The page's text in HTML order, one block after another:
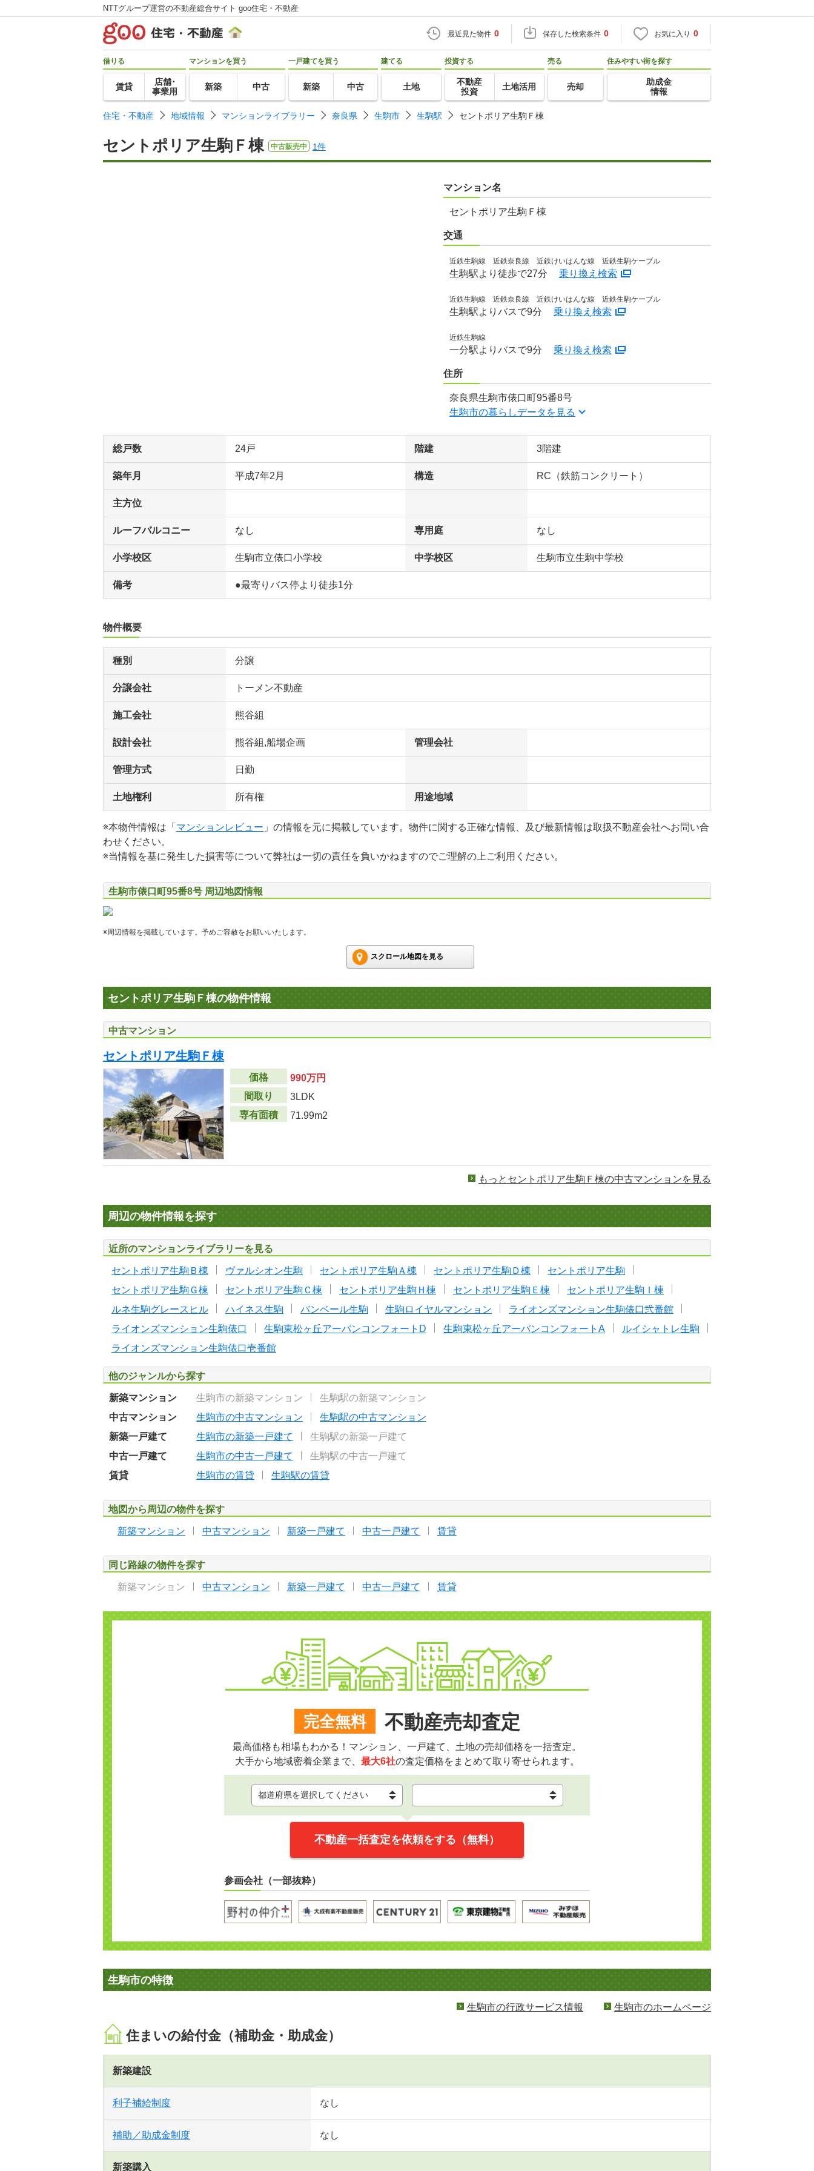
NTTグループ運営の不動産総合サイト goo住宅・不動産
最近見た物件 0 保存した検索条件 0 お気に入り 0
借りる
賃貸
店舗･
事業用
マンションを買う
新築 中古
一戸建てを買う
新築 中古
建てる
土地
投資する
不動産
投資
土地活用
売る
売却
住みやすい街を探す
助成金
情報
住宅・不動産 地域情報 マンションライブラリー 奈良県 生駒市 生駒駅 セントポリア生駒Ｆ棟
セントポリア生駒Ｆ棟 中古販売中 1件
マンション名
セントポリア生駒Ｆ棟
交通
近鉄生駒線 近鉄奈良線 近鉄けいはんな線 近鉄生駒ケーブル
生駒駅より徒歩で27分 乗り換え検索
近鉄生駒線 近鉄奈良線 近鉄けいはんな線 近鉄生駒ケーブル
生駒駅よりバスで9分 乗り換え検索
近鉄生駒線
一分駅よりバスで9分 乗り換え検索
住所
奈良県生駒市俵口町95番8号
生駒市の暮らしデータを見る
総戸数 24戸 階建 3階建
築年月 平成7年2月 構造 RC（鉄筋コンクリート）
主方位
ルーフバルコニー なし 専用庭 なし
小学校区 生駒市立俵口小学校 中学校区 生駒市立生駒中学校
備考 ●最寄りバス停より徒歩1分
物件概要
種別 分譲
分譲会社 トーメン不動産
施工会社 熊谷組
設計会社 熊谷組,船場企画 管理会社
管理方式 日勤
土地権利 所有権 用途地域
※本物件情報は「 マンションレビュー 」の情報を元に掲載しています。物件に関する正確な情報、及び最新情報は取扱不動産会社へお問い合
わせください。
※当情報を基に発生した損害等について弊社は一切の責任を負いかねますのでご理解の上ご利用ください。
生駒市俵口町95番8号 周辺地図情報
※周辺情報を掲載しています。予めご容赦をお願いいたします。
スクロール地図を見る
セントポリア生駒Ｆ棟の物件情報
中古マンション
セントポリア生駒Ｆ棟
価格
990万円
間取り
3LDK
専有面積
71.99m2
もっとセントポリア生駒Ｆ棟の中古マンションを見る
周辺の物件情報を探す
近所のマンションライブラリーを見る
セントポリア生駒Ｂ棟 ヴァルシオン生駒 セントポリア生駒Ａ棟 セントポリア生駒Ｄ棟
セントポリア生駒
セントポリア生駒Ｇ棟
セントポリア生駒Ｃ棟 セントポリア生駒Ｈ棟 セントポリア生駒Ｅ棟
セントポリア生駒Ｉ棟
ルネ生駒グレースヒル
ハイネス生駒 バンベール生駒 生駒ロイヤルマンション
ライオンズマンション生駒俵口弐番館
ライオンズマンション生駒俵口
生駒東松ヶ丘アーバンコンフォートD 生駒東松ヶ丘アーバンコンフォートA
ルイシャトレ生駒
ライオンズマンション生駒俵口壱番館
他のジャンルから探す
新築マンション 生駒市の新築マンション
生駒駅の新築マンション
中古マンション
生駒市の中古マンション
生駒駅の中古マンション
新築一戸建て
生駒市の新築一戸建て
生駒駅の新築一戸建て
中古一戸建て
生駒市の中古一戸建て
生駒駅の中古一戸建て
賃貸
生駒市の賃貸 生駒駅の賃貸
地図から周辺の物件を探す
新築マンション 中古マンション 新築一戸建て 中古一戸建て 賃貸
同じ路線の物件を探す
新築マンション 中古マンション 新築一戸建て 中古一戸建て 賃貸
完全無料 不動産売却査定
最高価格も相場もわかる！マンション、一戸建て、土地の売却価格を一括査定。
大手から地域密着企業まで、 最大6社の査定価格をまとめて取り寄せられます。
不動産一括査定を依頼をする（無料）
参画会社（一部抜粋）
生駒市の特徴
生駒市の行政サービス情報 生駒市のホームページ
住まいの給付金（補助金・助成金）
新築建設
利子補給制度 なし
補助／助成金制度 なし
新築購入